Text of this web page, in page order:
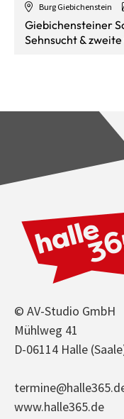
Burg Giebichenstein
Giebichensteiner
Sehnsucht &
© AV-Studio GmbH
Mühlweg 41
D-06114 Halle
www.halle365.de